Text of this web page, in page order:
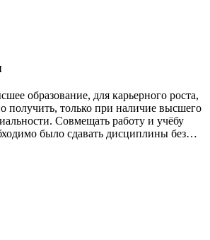
образование, для карьерного роста,
получить, только при наличие высшего
Совмещать работу и учёбу
было сдавать дисциплины без